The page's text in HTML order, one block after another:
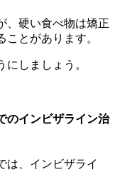
、硬い食べ物は矯正
とがあります。
しましょう。
のインビザライン治
は、インビザライ